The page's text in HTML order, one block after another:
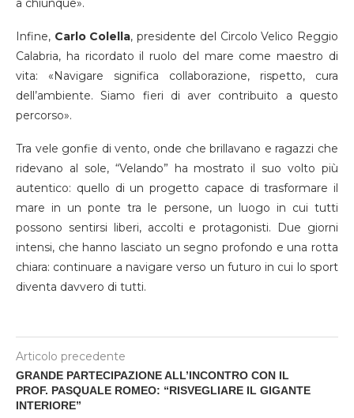
a chiunque».
Infine, Carlo Colella, presidente del Circolo Velico Reggio
Calabria, ha ricordato il ruolo del mare come maestro di
vita: «Navigare significa collaborazione, rispetto, cura
dell’ambiente. Siamo fieri di aver contribuito a questo
percorso».
Tra vele gonfie di vento, onde che brillavano e ragazzi che
ridevano al sole, “Velando” ha mostrato il suo volto più
autentico: quello di un progetto capace di trasformare il
mare in un ponte tra le persone, un luogo in cui tutti
possono sentirsi liberi, accolti e protagonisti. Due giorni
intensi, che hanno lasciato un segno profondo e una rotta
chiara: continuare a navigare verso un futuro in cui lo sport
diventa davvero di tutti.
Articolo precedente
GRANDE PARTECIPAZIONE ALL’INCONTRO CON IL
PROF. PASQUALE ROMEO: “RISVEGLIARE IL GIGANTE
INTERIORE”